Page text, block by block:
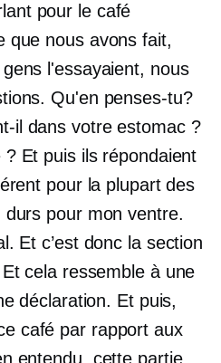
pour le café
que nous avons fait,
l'essayaient, nous
Qu'en penses-tu?
il dans votre estomac ?
Et puis ils répondaient
pour la plupart des
pour mon ventre.
Et c’est donc la section
cela ressemble à une
déclaration. Et puis,
café par rapport aux
entendu, cette partie